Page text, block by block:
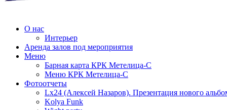
О нас
Интерьер
Аренда залов под мероприятия
Меню
Барная карта КРК Метелица-С
Меню КРК Метелица-С
Фотоотчеты
Lx24 (Алексей Назаров). Презентация нового
Kolya Funk